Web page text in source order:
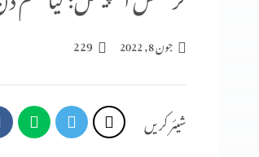
جون 8, 2022 229
شیئر کریں